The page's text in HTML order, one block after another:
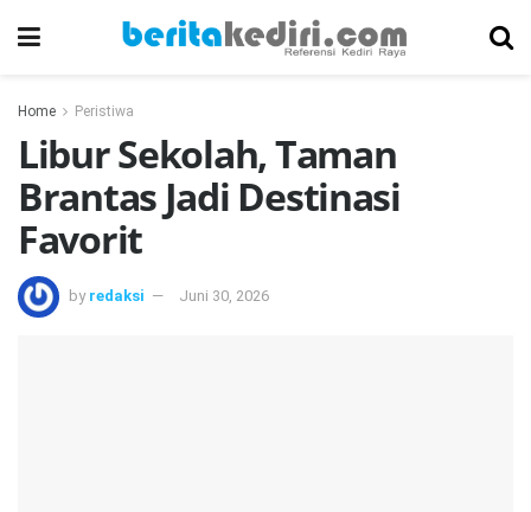
Home Peristiwa
Libur Sekolah, Taman
Brantas Jadi Destinasi
Favorit
by redaksi Juni 30, 2026